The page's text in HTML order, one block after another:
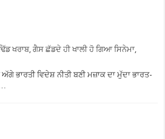
ਖਰਾਬ, ਗੈਸ ਛੱਡਦੇ ਹੀ ਖਾਲੀ ਹੋ ਗਿਆ ਸਿਨੇਮਾ,
ਭਾਰਤੀ ਵਿਦੇਸ਼ ਨੀਤੀ ਬਣੀ ਮਜ਼ਾਕ ਦਾ ਮੁੱਦਾ ਭਾਰਤ-